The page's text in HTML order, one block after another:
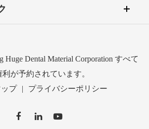
Huge Dental Material Corporation すべて
利が予約されています。
プ
| プライバシーポリシー